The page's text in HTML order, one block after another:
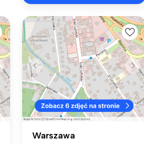
Warszawa